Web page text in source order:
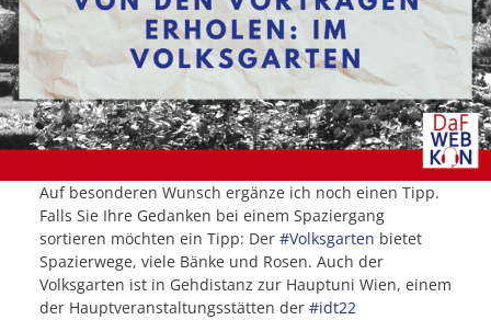
Auf besonderen Wunsch ergänze ich noch einen Tipp.
Falls Sie Ihre Gedanken bei einem Spaziergang
sortieren möchten ein Tipp: Der #Volksgarten bietet
Spazierwege, viele Bänke und Rosen. Auch der
Volksgarten ist in Gehdistanz zur Hauptuni Wien, einem
der Hauptveranstaltungsstätten der #idt22